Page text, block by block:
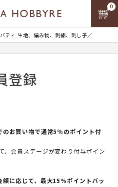
ティ 生地、編み物、刺繍、刺し子／
0
登録
お買い物で通常5％のポイント付
、会員ステージが変わり付与ポイン
に応じて、最大15％ポイントバッ